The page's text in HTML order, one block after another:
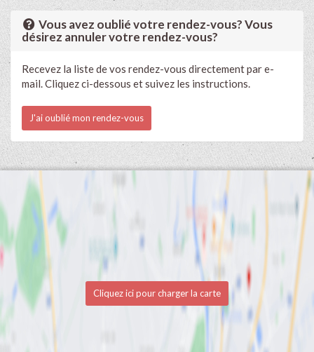
Vous avez oublié votre rendez-vous? Vous
désirez annuler votre rendez-vous?
Recevez la liste de vos rendez-vous directement par e-
mail. Cliquez ci-dessous et suivez les instructions.
J'ai oublié mon rendez-vous
Cliquez ici pour charger la carte